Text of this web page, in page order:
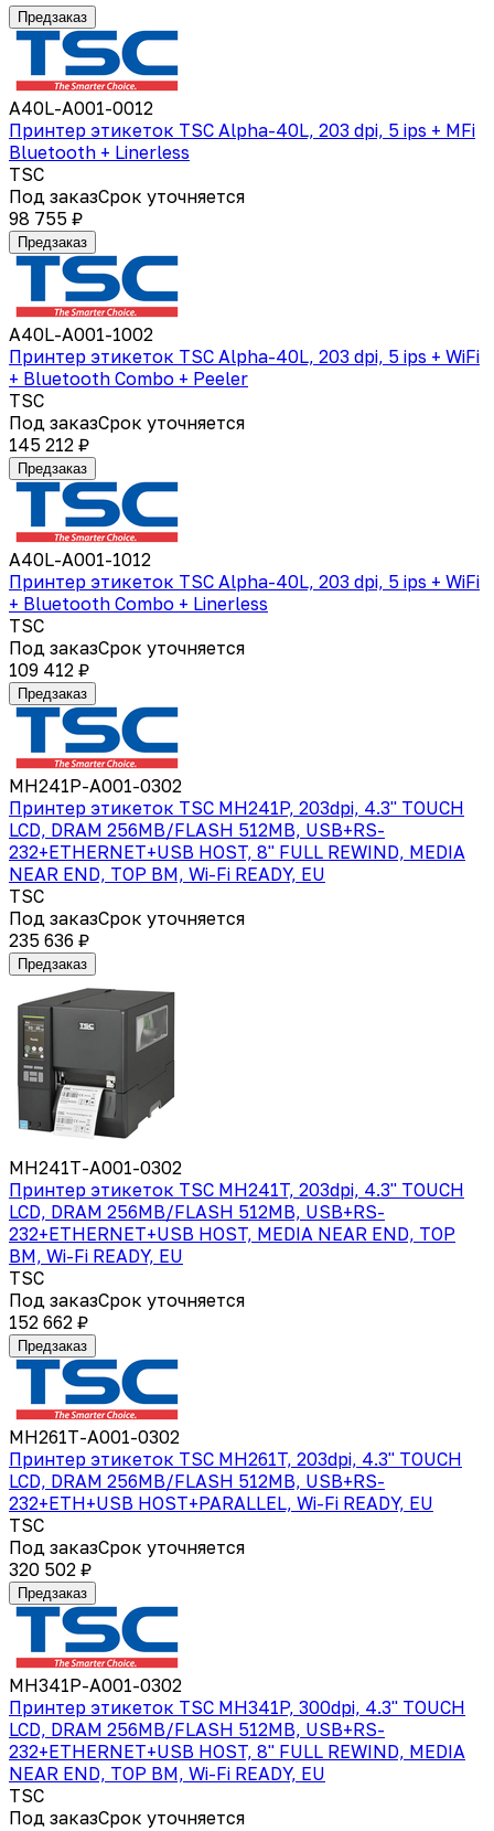
Предзаказ
A40L-A001-0012
Принтер этикеток TSC Alpha-40L, 203 dpi, 5 ips + MFi
Bluetooth + Linerless
TSC
Под заказСрок уточняется
98 755 ₽
Предзаказ
A40L-A001-1002
Принтер этикеток TSC Alpha-40L, 203 dpi, 5 ips + WiFi
+ Bluetooth Combo + Peeler
TSC
Под заказСрок уточняется
145 212 ₽
Предзаказ
A40L-A001-1012
Принтер этикеток TSC Alpha-40L, 203 dpi, 5 ips + WiFi
+ Bluetooth Combo + Linerless
TSC
Под заказСрок уточняется
109 412 ₽
Предзаказ
MH241P-A001-0302
Принтер этикеток TSC MH241P, 203dpi, 4.3" TOUCH
LCD, DRAM 256MB/FLASH 512MB, USB+RS-
232+ETHERNET+USB HOST, 8" FULL REWIND, MEDIA
NEAR END, TOP BM, Wi-Fi READY, EU
TSC
Под заказСрок уточняется
235 636 ₽
Предзаказ
MH241T-A001-0302
Принтер этикеток TSC MH241T, 203dpi, 4.3" TOUCH
LCD, DRAM 256MB/FLASH 512MB, USB+RS-
232+ETHERNET+USB HOST, MEDIA NEAR END, TOP
BM, Wi-Fi READY, EU
TSC
Под заказСрок уточняется
152 662 ₽
Предзаказ
MH261T-A001-0302
Принтер этикеток TSC MH261T, 203dpi, 4.3" TOUCH
LCD, DRAM 256MB/FLASH 512MB, USB+RS-
232+ETH+USB HOST+PARALLEL, Wi-Fi READY, EU
TSC
Под заказСрок уточняется
320 502 ₽
Предзаказ
MH341P-A001-0302
Принтер этикеток TSC MH341P, 300dpi, 4.3" TOUCH
LCD, DRAM 256MB/FLASH 512MB, USB+RS-
232+ETHERNET+USB HOST, 8" FULL REWIND, MEDIA
NEAR END, TOP BM, Wi-Fi READY, EU
TSC
Под заказСрок уточняется